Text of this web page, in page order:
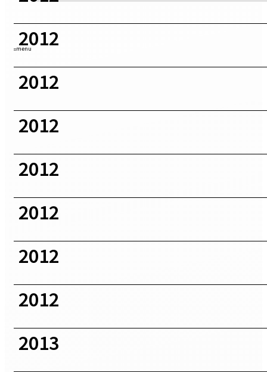
menu
2012
2012
2012
2012
2012
2012
2012
2013